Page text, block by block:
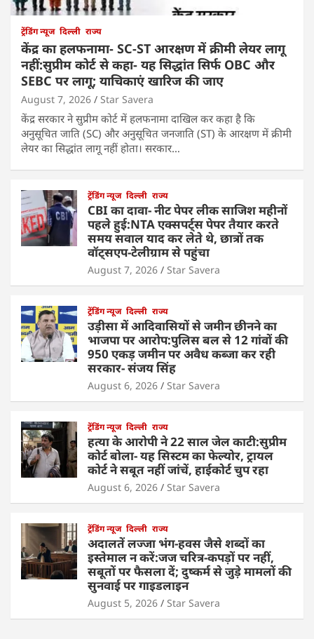
ट्रेंडिंग न्यूज दिल्ली राज्य
केंद्र का हलफनामा- SC-ST आरक्षण में क्रीमी लेयर लागू
नहीं:सुप्रीम कोर्ट से कहा- यह सिद्धांत सिर्फ OBC और
SEBC पर लागू; याचिकाएं खारिज की जाए
August 7, 2026 Star Savera
केंद्र सरकार ने सुप्रीम कोर्ट में हलफनामा दाखिल कर कहा है कि
अनुसूचित जाति (SC) और अनुसूचित जनजाति (ST) के आरक्षण में क्रीमी
लेयर का सिद्धांत लागू नहीं होता। सरकार…
ट्रेंडिंग न्यूज दिल्ली राज्य
CBI का दावा- नीट पेपर लीक साजिश महीनों
पहले हुई:NTA एक्सपर्ट्स पेपर तैयार करते
समय सवाल याद कर लेते थे, छात्रों तक
वॉट्सएप-टेलीग्राम से पहुंचा
August 7, 2026 Star Savera
ट्रेंडिंग न्यूज दिल्ली राज्य
उड़ीसा में आदिवासियों से जमीन छीनने का
भाजपा पर आरोप:पुलिस बल से 12 गांवों की
950 एकड़ जमीन पर अवैध कब्जा कर रही
सरकार- संजय सिंह
August 6, 2026 Star Savera
ट्रेंडिंग न्यूज दिल्ली राज्य
हत्या के आरोपी ने 22 साल जेल काटी:सुप्रीम
कोर्ट बोला- यह सिस्टम का फेल्योर, ट्रायल
कोर्ट ने सबूत नहीं जांचें, हाईकोर्ट चुप रहा
August 6, 2026 Star Savera
ट्रेंडिंग न्यूज दिल्ली राज्य
अदालतें लज्जा भंग-हवस जैसे शब्दों का
इस्तेमाल न करें:जज चरित्र-कपड़ों पर नहीं,
सबूतों पर फैसला दें; दुष्कर्म से जुड़े मामलों की
सुनवाई पर गाइडलाइन
August 5, 2026 Star Savera